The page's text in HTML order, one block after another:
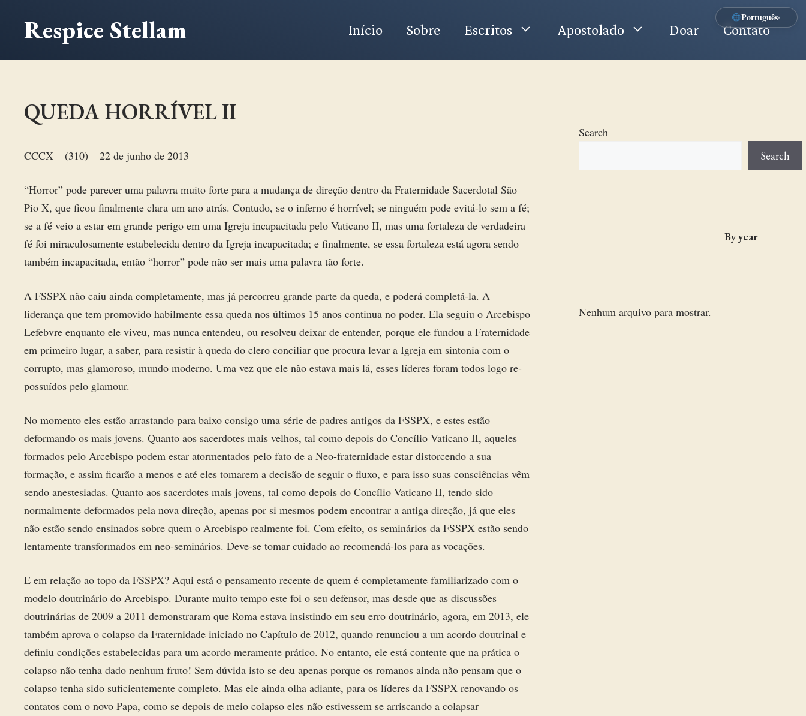
Português▾
conteúdo
Respice Stellam Início Sobre Escritos Apostolado Doar Contato
QUEDA HORRÍVEL II
CCCX – (310) – 22 de junho de 2013
“Horror” pode parecer uma palavra muito forte para a mudança de direção dentro da Fraternidade Sacerdotal São
Pio X, que ficou finalmente clara um ano atrás. Contudo, se o inferno é horrível; se ninguém pode evitá-lo sem a fé;
se a fé veio a estar em grande perigo em uma Igreja incapacitada pelo Vaticano II, mas uma fortaleza de verdadeira
fé foi miraculosamente estabelecida dentro da Igreja incapacitada; e finalmente, se essa fortaleza está agora sendo
também incapacitada, então “horror” pode não ser mais uma palavra tão forte.
A FSSPX não caiu ainda completamente, mas já percorreu grande parte da queda, e poderá completá-la. A
liderança que tem promovido habilmente essa queda nos últimos 15 anos continua no poder. Ela seguiu o Arcebispo
Lefebvre enquanto ele viveu, mas nunca entendeu, ou resolveu deixar de entender, porque ele fundou a Fraternidade
em primeiro lugar, a saber, para resistir à queda do clero conciliar que procura levar a Igreja em sintonia com o
corrupto, mas glamoroso, mundo moderno. Uma vez que ele não estava mais lá, esses líderes foram todos logo re-
possuídos pelo glamour.
No momento eles estão arrastando para baixo consigo uma série de padres antigos da FSSPX, e estes estão
deformando os mais jovens. Quanto aos sacerdotes mais velhos, tal como depois do Concílio Vaticano II, aqueles
formados pelo Arcebispo podem estar atormentados pelo fato de a Neo-fraternidade estar distorcendo a sua
formação, e assim ficarão a menos e até eles tomarem a decisão de seguir o fluxo, e para isso suas consciências vêm
sendo anestesiadas. Quanto aos sacerdotes mais jovens, tal como depois do Concílio Vaticano II, tendo sido
normalmente deformados pela nova direção, apenas por si mesmos podem encontrar a antiga direção, já que eles
não estão sendo ensinados sobre quem o Arcebispo realmente foi. Com efeito, os seminários da FSSPX estão sendo
lentamente transformados em neo-seminários. Deve-se tomar cuidado ao recomendá-los para as vocações.
E em relação ao topo da FSSPX? Aqui está o pensamento recente de quem é completamente familiarizado com o
modelo doutrinário do Arcebispo. Durante muito tempo este foi o seu defensor, mas desde que as discussões
doutrinárias de 2009 a 2011 demonstraram que Roma estava insistindo em seu erro doutrinário, agora, em 2013, ele
também aprova o colapso da Fraternidade iniciado no Capítulo de 2012, quando renunciou a um acordo doutrinal e
definiu condições estabelecidas para um acordo meramente prático. No entanto, ele está contente que na prática o
colapso não tenha dado nenhum fruto! Sem dúvida isto se deu apenas porque os romanos ainda não pensam que o
colapso tenha sido suficientemente completo. Mas ele ainda olha adiante, para os líderes da FSSPX renovando os
contatos com o novo Papa, como se depois de meio colapso eles não estivessem se arriscando a colapsar
Search
Search
By year
Nenhum arquivo para mostrar.